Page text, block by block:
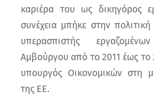
καριέρα του ως δικηγόρος
συνέχεια μπήκε στην
υπερασπιστής
Αμβούργου από το 2011 έως το
υπουργός Οικονομικών στη
της ΕΕ.